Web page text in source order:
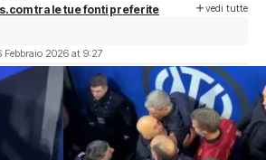
tra le tue fonti preferite vedi tutte
Febbraio 2026 at 9:27